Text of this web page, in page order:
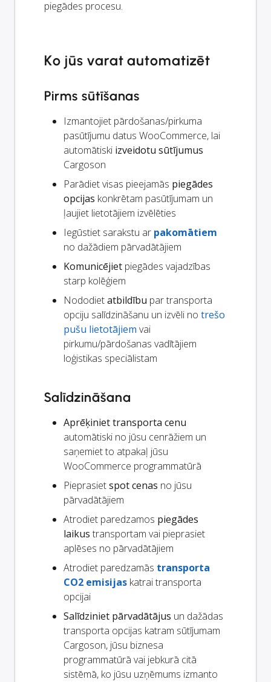
piegādes procesu.
Ko jūs varat automatizēt
Pirms sūtīšanas
Izmantojiet pārdošanas/pirkuma
pasūtījumu datus WooCommerce, lai
automātiski izveidotu sūtījumus
Cargoson
Parādiet visas pieejamās piegādes
opcijas konkrētam pasūtījumam un
ļaujiet lietotājiem izvēlēties
Iegūstiet sarakstu ar pakomātiem
no dažādiem pārvadātājiem
Komunicējiet piegādes vajadzības
starp kolēģiem
Nododietatbildību par transporta
opciju salīdzināšanu un izvēli no trešo
pušu lietotājiem vai
pirkumu/pārdošanas vadītājiem
loģistikas speciālistam
Salīdzināšana
Aprēķiniet transporta cenu
automātiski no jūsu cenrāžiem un
saņemiet to atpakaļ jūsu
WooCommerce programmatūrā
Pieprasietspot cenas no jūsu
pārvadātājiem
Atrodiet paredzamos piegādes
laikus transportam vai pieprasiet
aplēses no pārvadātājiem
Atrodiet paredzamās transporta
CO2 emisijas katrai transporta
opcijai
Salīdziniet pārvadātājus un dažādas
transporta opcijas katram sūtījumam
Cargoson, jūsu biznesa
programmatūrā vai jebkurā citā
sistēmā, ko jūsu uzņēmums izmanto